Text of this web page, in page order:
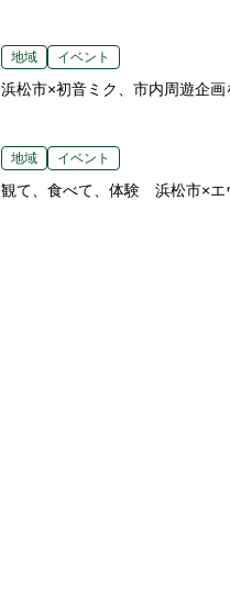
地域 イベント
浜松市×初音ミク、市内周遊企
地域 イベント
観て、食べて、体験 浜松市×エ